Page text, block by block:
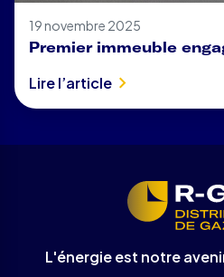
19 novembre 2025
Premier immeuble
Lire l’article
L'énergie est notre